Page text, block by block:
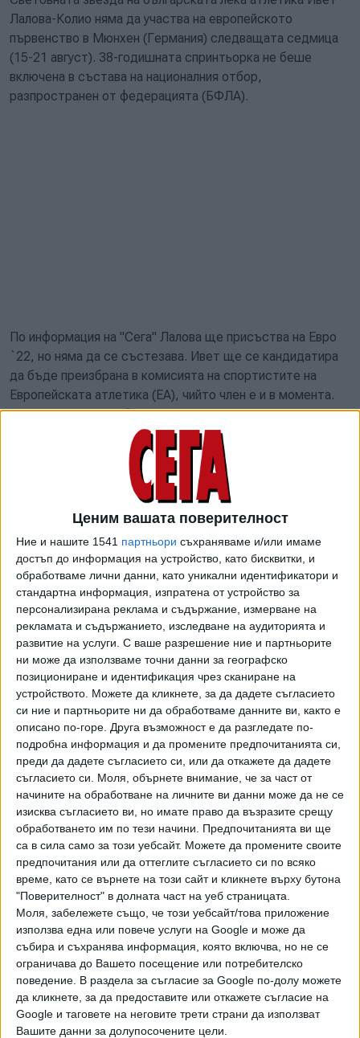
Ценим вашата поверителност
Ние и нашите 1541 партньори съхраняваме и/или имаме
достъп до информация на устройство, като бисквитки, и
обработваме лични данни, като уникални идентификатори и
стандартна информация, изпратена от устройство за
персонализирана реклама и съдържание, измерване на
рекламата и съдържанието, изследване на аудиторията и
развитие на услуги. С ваше разрешение ние и партньорите
ни може да използваме точни данни за географско
позициониране и идентификация чрез сканиране на
устройството. Можете да кликнете, за да дадете съгласието
си ние и партньорите ни да обработваме данните ви, както е
описано по-горе. Друга възможност е да разгледате по-
подробна информация и да промените предпочитанията си,
преди да дадете съгласието си, или да откажете да дадете
съгласието си.
Моля, обърнете внимание, че за част от
начините на обработване на личните ви данни може да не се
изисква съгласието ви, но имате право да възразите срещу
обработването им по тези начини. Предпочитанията ви ще
са в сила само за този уебсайт. Можете да промените своите
предпочитания или да оттеглите съгласието си по всяко
време, като се върнете на този сайт и кликнете върху бутона
"Поверителност" в долната част на уеб страницата.
Моля, забележете също, че този уебсайт/това приложение
използва една или повече услуги на Google и може да
събира и съхранява информация, която включва, но не се
ограничава до Вашето посещение или потребителско
поведение. В раздела за съгласие за Google по-долу можете
да кликнете, за да предоставите или откажете съгласие на
Google и таговете на неговите трети страни да използват
Вашите данни за долупосочените цели.
Лалова-Колио няма да участва на европейското
първенство в Мюнхен (Германия) следващата седмица
(15-21 август). 38-годишната спринтьорка не беше
включена в състава на националния отбор,
разпространен от федерацията (БФЛА).
По информация на "Сега" Лалова ще присъства на Евро
`22, но няма да се състезава. Ивет ще се кандидатира
да бъде преизбрана в комисията на спортистите на
Европейската атлетика (ЕА), чийто член е и в момента.
Новият състав ще бъде утвърден именно по време на
шампионата на Стария континент в баварската столица.
Бившата европейска шампионка на 200 м на открито и в
зала не е участвала в състезание след олимпийските
игри в Токио 2020. В японската столица миналото лято
тя отпадна още в сериите на коронната си дисциплина и
зае 31-во място от 41 участнички.
През 2022 г. Лалова пропусна целия зимен сезон, а през
лятото се появи на световното първенство в Юджийн
(САЩ, 15-24 юли) само за да участва в изборите за
комисията на спортистите към Световната атлетика
(WA). Българката получи най-голям вот сред новите
кандидати.
Очакваше се, че европейското първенство в Мюнхен ще
бъде последното голямо състезание в кариерата на
Ивет, но очевидно това няма да се случи. Самата тя все
още не е обявявала официално край на активната си
кариера.
Ивет Лалова влезе в
управлението на световната
атлетика
Българската спринтьорка Ивет
Лалова беше избрана в
комисията на спортистите към
международната федерация по
лека атлетика - Световната
атлетика (WA).
СЪСТАВЪТ ЗА ЕВРО `22
Шестима атлети ще представят България на
европейското първенство в Мюнхен, съобщиха от
БФЛА.